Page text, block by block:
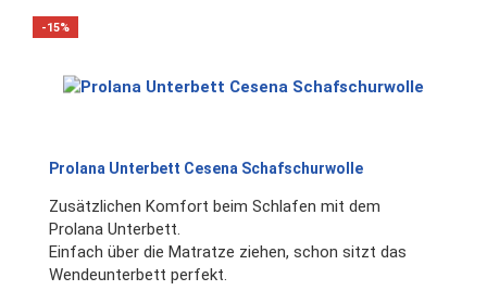
-15%
Prolana Unterbett Cesena Schafschurwolle
Zusätzlichen Komfort beim Schlafen mit dem
Prolana Unterbett.
Einfach über die Matratze ziehen, schon sitzt das
Wendeunterbett perfekt.